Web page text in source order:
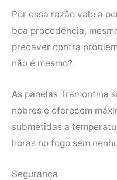
Por essa razão vale a
boa procedência,
precaver contra
não é mesmo?
As panelas Tramontina
nobres e oferecem
submetidas a
horas no fogo sem
Segurança